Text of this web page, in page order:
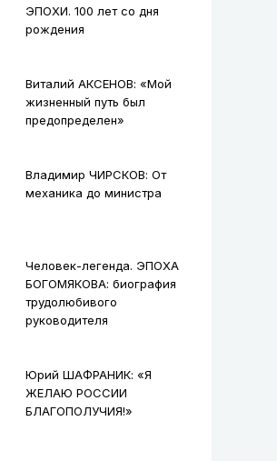
ЭПОХИ. 100 лет со дня
рождения
Виталий АКСЕНОВ: «Мой
жизненный путь был
предопределен»
Владимир ЧИРСКОВ: От
механика до министра
Человек-легенда. ЭПОХА
БОГОМЯКОВА: биография
трудолюбивого
руководителя
Юрий ШАФРАНИК: «Я
ЖЕЛАЮ РОССИИ
БЛАГОПОЛУЧИЯ!»